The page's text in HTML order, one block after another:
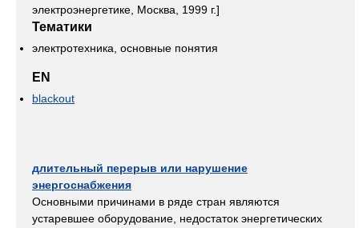
электроэнергетике, Москва, 1999 г.]
Тематики
электротехника, основные понятия
EN
blackout
длительный перерыв или нарушение
энергоснабжения
Основными причинами в ряде стран являются
устаревшее оборудование, недостаток энергетических